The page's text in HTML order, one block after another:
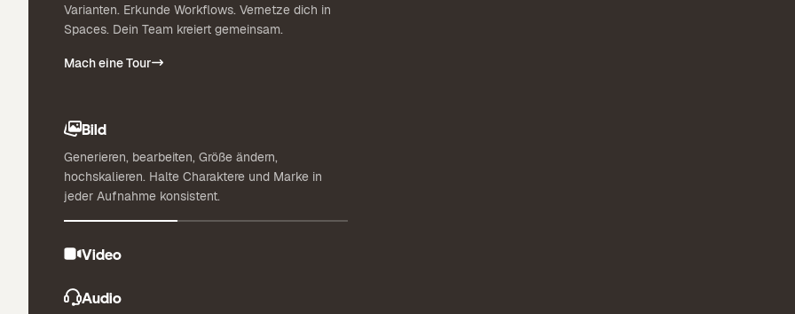
Varianten. Erkunde Workflows. Vernetze dich in
Spaces. Dein Team kreiert gemeinsam.
Mach eine Tour
Bild
Generieren, bearbeiten, Größe ändern,
hochskalieren. Halte Charaktere und Marke in
jeder Aufnahme konsistent.
Video
Audio